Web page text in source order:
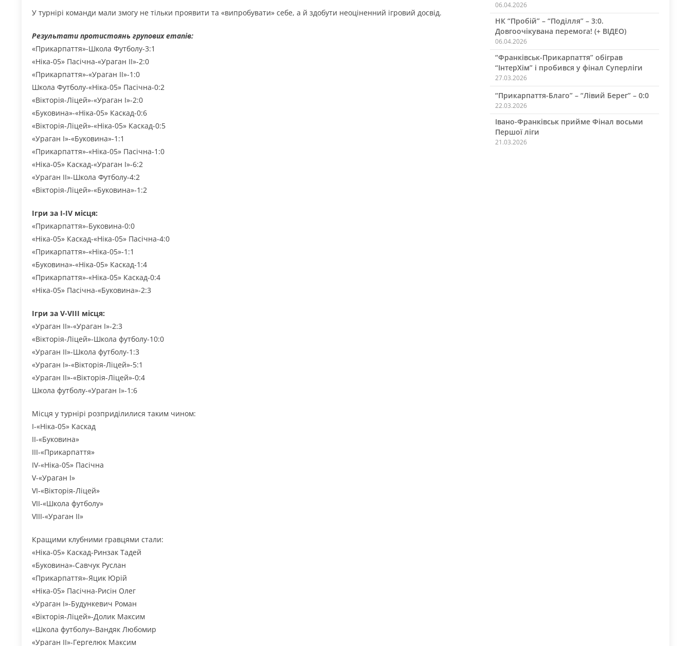
У турнірі команди мали змогу не тільки проявити та «випробувати» себе, а й здобути неоціненний ігровий досвід.
Результати протистоянь групових етапів:
«Прикарпаття»-Школа Футболу-3:1
«Ніка-05» Пасічна-«Ураган ІІ»-2:0
«Прикарпаття»-«Ураган ІІ»-1:0
Школа Футболу-«Ніка-05» Пасічна-0:2
«Вікторія-Ліцей»-«Ураган І»-2:0
«Буковина»-«Ніка-05» Каскад-0:6
«Вікторія-Ліцей»-«Ніка-05» Каскад-0:5
«Ураган І»-«Буковина»-1:1
«Прикарпаття»-«Ніка-05» Пасічна-1:0
«Ніка-05» Каскад-«Ураган І»-6:2
«Ураган ІІ»-Школа Футболу-4:2
«Вікторія-Ліцей»-«Буковина»-1:2
Ігри за І-ІV місця:
«Прикарпаття»-Буковина-0:0
«Ніка-05» Каскад-«Ніка-05» Пасічна-4:0
«Прикарпаття»-«Ніка-05»-1:1
«Буковина»-«Ніка-05» Каскад-1:4
«Прикарпаття»-«Ніка-05» Каскад-0:4
«Ніка-05» Пасічна-«Буковина»-2:3
Ігри за V-VIII місця:
«Ураган ІІ»-«Ураган І»-2:3
«Вікторія-Ліцей»-Школа футболу-10:0
«Ураган ІІ»-Школа футболу-1:3
«Ураган І»-«Вікторія-Ліцей»-5:1
«Ураган ІІ»-«Вікторія-Ліцей»-0:4
Школа футболу-«Ураган І»-1:6
Місця у турнірі розприділилися таким чином:
І-«Ніка-05» Каскад
ІІ-«Буковина»
ІІІ-«Прикарпаття»
ІV-«Ніка-05» Пасічна
V-«Ураган І»
VI-«Вікторія-Ліцей»
VII-«Школа футболу»
VIIІ-«Ураган ІІ»
Кращими клубними гравцями стали:
«Ніка-05» Каскад-Ринзак Тадей
«Буковина»-Савчук Руслан
«Прикарпаття»-Яцик Юрій
«Ніка-05» Пасічна-Рисін Олег
«Ураган І»-Будункевич Роман
«Вікторія-Ліцей»-Долик Максим
«Школа футболу»-Вандяк Любомир
«Ураган ІІ»-Гергелюк Максим
06.04.2026
НК “Пробій” – “Поділля” – 3:0.
Довгоочікувана перемога! (+ ВІДЕО)
06.04.2026
“Франківськ-Прикарпаття” обіграв
“ІнтерХім” і пробився у фінал Суперліги
27.03.2026
“Прикарпаття-Благо” – “Лівий Берег” – 0:0
22.03.2026
Івано-Франківськ прийме Фінал восьми
Першої ліги
21.03.2026